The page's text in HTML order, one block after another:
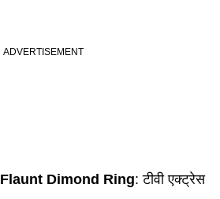
Flaunt Dimond Ring: टीवी एक्ट्रेस